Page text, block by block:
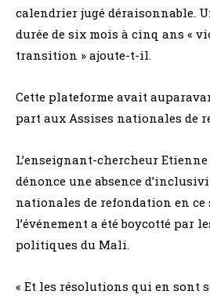
calendrier jugé déraisonnable.
durée de six mois à cinq ans «
transition » ajoute-t-il.
Cette plateforme avait
part aux Assises nationales de
L’enseignant-chercheur
dénonce une absence
nationales de refondation en ce
l’événement a été boycotté par
politiques du Mali.
« Et les résolutions qui en sont